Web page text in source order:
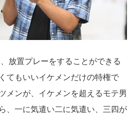
放置プレーをすることができる
てもいいイケメンだけの特権で
メンが、イケメンを超えるモテ男
、一に気遣い二に気遣い、三四が